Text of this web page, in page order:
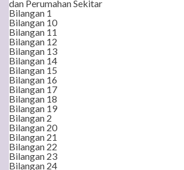
dan Perumahan Sekitar
Bilangan 1
Bilangan 10
Bilangan 11
Bilangan 12
Bilangan 13
Bilangan 14
Bilangan 15
Bilangan 16
Bilangan 17
Bilangan 18
Bilangan 19
Bilangan 2
Bilangan 20
Bilangan 21
Bilangan 22
Bilangan 23
Bilangan 24